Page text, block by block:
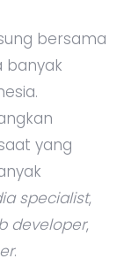
bersama
banyak
yang
specialist,
developer,
.